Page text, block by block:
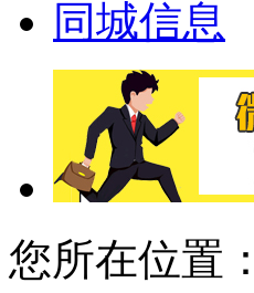
同城信息
您所在位置：